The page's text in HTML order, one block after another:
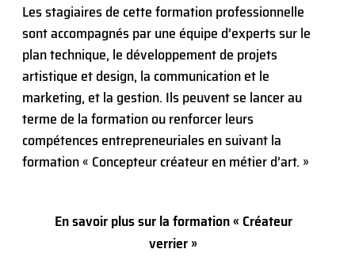
Les stagiaires de cette formation professionnelle
sont accompagnés par une équipe d’experts sur le
plan technique, le développement de projets
artistique et design, la communication et le
marketing, et la gestion. Ils peuvent se lancer au
terme de la formation ou renforcer leurs
compétences entrepreneuriales en suivant la
formation « Concepteur créateur en métier d’art. »
En savoir plus sur la formation « Créateur
verrier »